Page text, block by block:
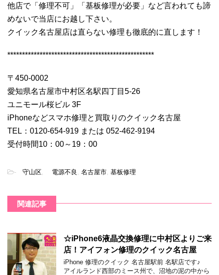
他店で「修理不可」「基板修理が必要」など言われても諦
めないで当店にお越し下さい。
クイック名古屋店は直らない修理も徹底的に直します！
**************************************************
〒450-0002
愛知県名古屋市中村区名駅四丁目5-26
ユニモール桜ビル 3F
iPhoneなどスマホ修理と買取りのクイック名古屋
TEL：0120-654-919 または 052-462-9194
受付時間10：00～19：00
- 守山区 電源不良 名古屋市 基板修理
関連記事
☆iPhone6液晶交換修理に中村区よりご来
店！アイフォン修理のクイック名古屋
iPhone 修理のクイック 名古屋駅前 名駅店です♪
アイルランド西部のミース州で、沼地の泥の中から